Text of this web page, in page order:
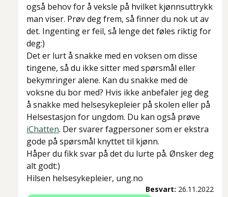
også behov for å veksle på hvilket kjønnsuttrykk
man viser. Prøv deg frem, så finner du nok ut av
det. Ingenting er feil, så lenge det føles riktig for
deg:)
Det er lurt å snakke med en voksen om disse
tingene, så du ikke sitter med spørsmål eller
bekymringer alene. Kan du snakke med de
voksne du bor med? Hvis ikke anbefaler jeg deg
å snakke med helsesykepleier på skolen eller på
Helsestasjon for ungdom. Du kan også prøve
iChatten. Der svarer fagpersoner som er ekstra
gode på spørsmål knyttet til kjønn.
Håper du fikk svar på det du lurte på. Ønsker deg
alt godt:)
Hilsen helsesykepleier, ung.no
Besvart: 26.11.2022